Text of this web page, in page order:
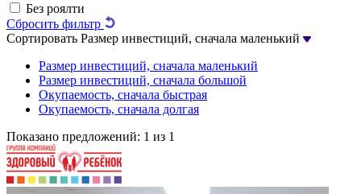
Без роялти
Сбросить фильтр
Сортировать Размер инвестиций, сначала маленький
Размер инвестиций, сначала маленький
Размер инвестиций, сначала большой
Окупаемость, сначала быстрая
Окупаемость, сначала долгая
Показано предложений: 1 из 1